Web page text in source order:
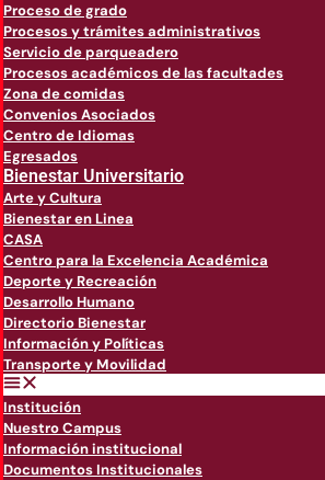
Proceso de grado
Procesos y trámites administrativos
Servicio de parqueadero
Procesos académicos de las facultades
Zona de comidas
Convenios Asociados
Centro de Idiomas
Egresados
Bienestar Universitario
Arte y Cultura
Bienestar en Linea
CASA
Centro para la Excelencia Académica
Deporte y Recreación
Desarrollo Humano
Directorio Bienestar
Información y Políticas
Transporte y Movilidad
Institución
Nuestro Campus
Información institucional
Documentos Institucionales